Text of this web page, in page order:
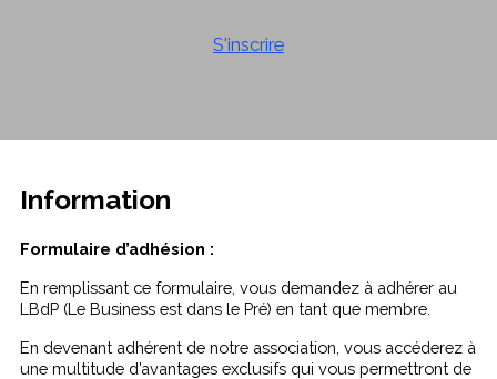
S'inscrire
Information
Formulaire d’adhésion :
En remplissant ce formulaire, vous demandez à adhérer au
LBdP (Le Business est dans le Pré) en tant que membre.
En devenant adhérent de notre association, vous accéderez à
une multitude d’avantages exclusifs qui vous permettront de